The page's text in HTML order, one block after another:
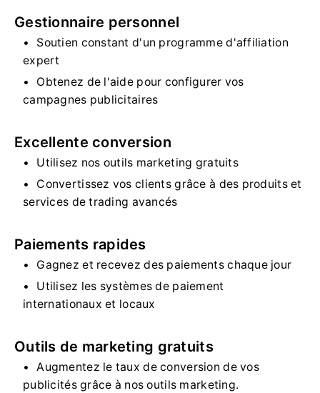
Gestionnaire personnel
Soutien constant d'un programme d'affiliation
expert
Obtenez de l'aide pour configurer vos
campagnes publicitaires
Excellente conversion
Utilisez nos outils marketing gratuits
Convertissez vos clients grâce à des produits et
services de trading avancés
Paiements rapides
Gagnez et recevez des paiements chaque jour
Utilisez les systèmes de paiement
internationaux et locaux
Outils de marketing gratuits
Augmentez le taux de conversion de vos
publicités grâce à nos outils marketing.